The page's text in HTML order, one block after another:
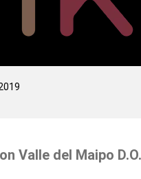
Valle del Maipo